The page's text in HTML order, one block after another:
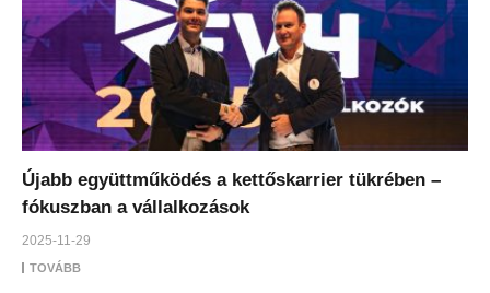
Újabb együttműködés a kettőskarrier tükrében –
fókuszban a vállalkozások
2025-11-29
TOVÁBB